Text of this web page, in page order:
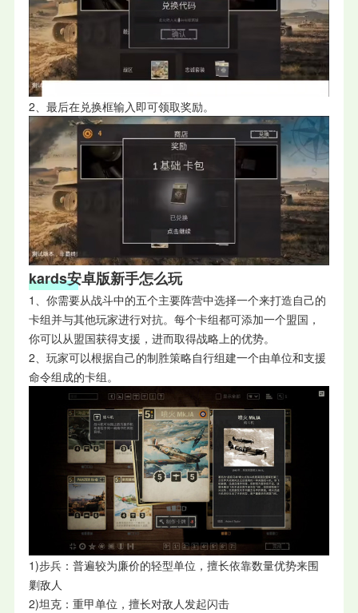
2、最后在兑换框输入即可领取奖励。
kards安卓版新手怎么玩
1、你需要从战斗中的五个主要阵营中选择一个来打造自己的
卡组并与其他玩家进行对抗。每个卡组都可添加一个盟国，
你可以从盟国获得支援，进而取得战略上的优势。
2、玩家可以根据自己的制胜策略自行组建一个由单位和支援
命令组成的卡组。
1)步兵：普遍较为廉价的轻型单位，擅长依靠数量优势来围
剿敌人
2)坦克：重甲单位，擅长对敌人发起闪击